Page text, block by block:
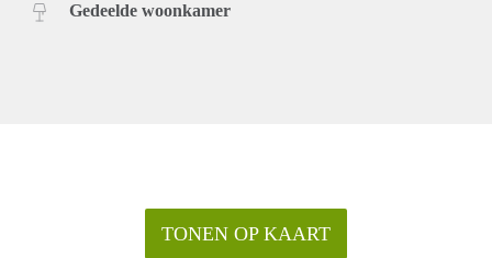
Gedeelde woonkamer
TONEN OP KAART